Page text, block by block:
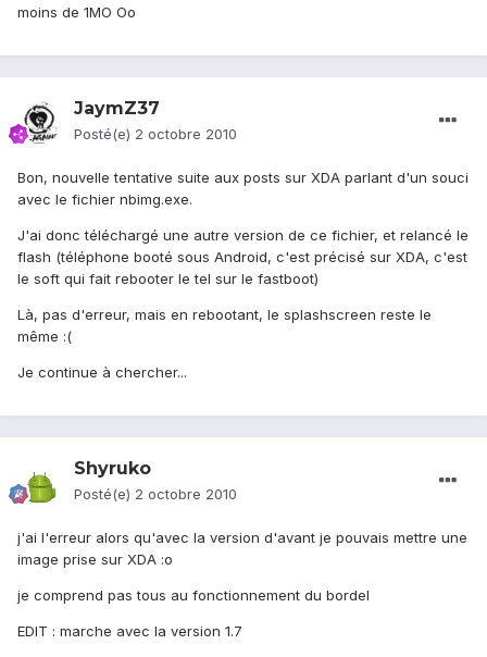
moins de 1MO Oo
JaymZ37
Posté(e) 2 octobre 2010
Bon, nouvelle tentative suite aux posts sur XDA parlant d'un souci
avec le fichier nbimg.exe.
J'ai donc téléchargé une autre version de ce fichier, et relancé le
flash (téléphone booté sous Android, c'est précisé sur XDA, c'est
le soft qui fait rebooter le tel sur le fastboot)
Là, pas d'erreur, mais en rebootant, le splashscreen reste le
même :(
Je continue à chercher...
Shyruko
Posté(e) 2 octobre 2010
j'ai l'erreur alors qu'avec la version d'avant je pouvais mettre une
image prise sur XDA :o
je comprend pas tous au fonctionnement du bordel
EDIT : marche avec la version 1.7